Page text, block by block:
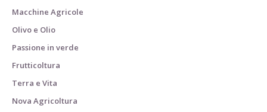
Macchine Agricole
Olivo e Olio
Passione in verde
Frutticoltura
Terra e Vita
Nova Agricoltura